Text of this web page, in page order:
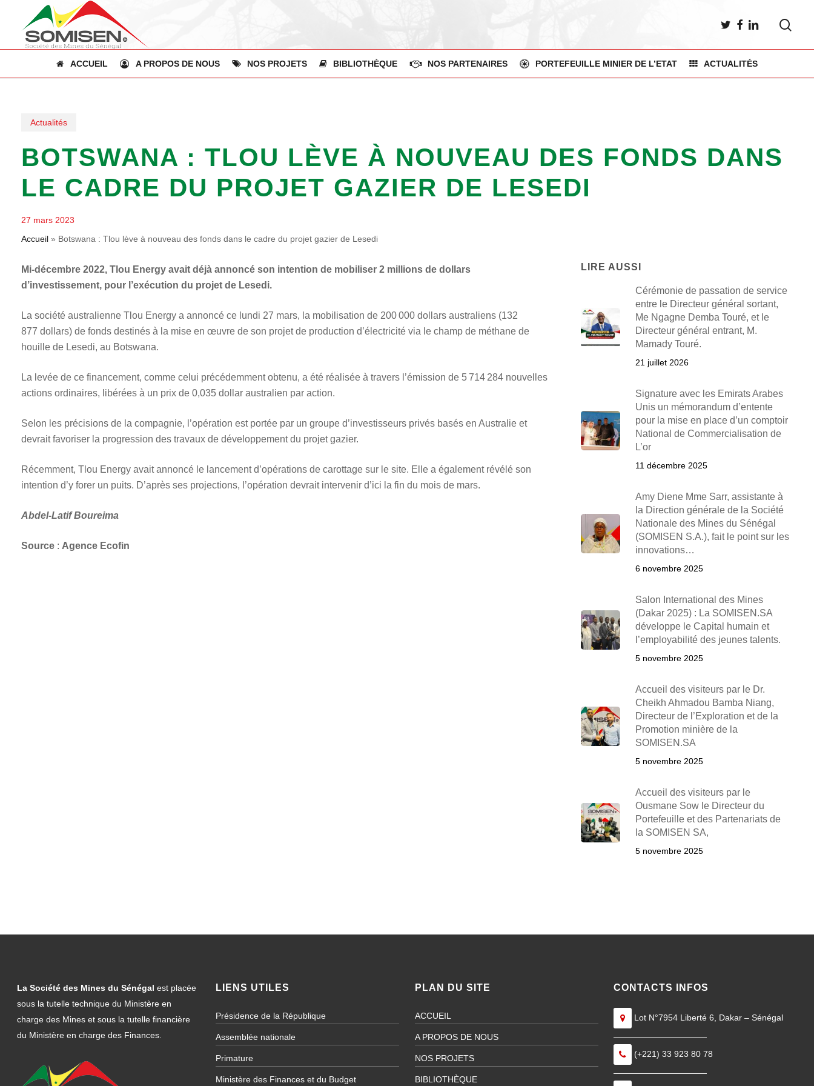
TWITTER
FACEBOOK
LINKEDIN
ACCUEIL A PROPOS DE NOUS NOS PROJETS BIBLIOTHÈQUE NOS PARTENAIRES PORTEFEUILLE MINIER DE L’ETAT ACTUALITÉS
Actualités
BOTSWANA : TLOU LÈVE À NOUVEAU DES FONDS DANS
LE CADRE DU PROJET GAZIER DE LESEDI
27 mars 2023
Accueil » Botswana : Tlou lève à nouveau des fonds dans le cadre du projet gazier de Lesedi
Mi-décembre 2022, Tlou Energy avait déjà annoncé son intention de mobiliser 2 millions de dollars
d’investissement, pour l’exécution du projet de Lesedi.
La société australienne Tlou Energy a annoncé ce lundi 27 mars, la mobilisation de 200 000 dollars australiens (132
877 dollars) de fonds destinés à la mise en œuvre de son projet de production d’électricité via le champ de méthane de
houille de Lesedi, au Botswana.
La levée de ce financement, comme celui précédemment obtenu, a été réalisée à travers l’émission de 5 714 284 nouvelles
actions ordinaires, libérées à un prix de 0,035 dollar australien par action.
Selon les précisions de la compagnie, l’opération est portée par un groupe d’investisseurs privés basés en Australie et
devrait favoriser la progression des travaux de développement du projet gazier.
Récemment, Tlou Energy avait annoncé le lancement d’opérations de carottage sur le site. Elle a également révélé son
intention d’y forer un puits. D’après ses projections, l’opération devrait intervenir d’ici la fin du mois de mars.
Abdel-Latif Boureima
Source : Agence Ecofin
LIRE AUSSI
Cérémonie de passation de service
entre le Directeur général sortant,
Me Ngagne Demba Touré, et le
Directeur général entrant, M.
Mamady Touré.
21 juillet 2026
Signature avec les Emirats Arabes
Unis un mémorandum d’entente
pour la mise en place d’un comptoir
National de Commercialisation de
L’or
11 décembre 2025
Amy Diene Mme Sarr, assistante à
la Direction générale de la Société
Nationale des Mines du Sénégal
(SOMISEN S.A.), fait le point sur les
innovations…
6 novembre 2025
Salon International des Mines
(Dakar 2025) : La SOMISEN.SA
développe le Capital humain et
l’employabilité des jeunes talents.
5 novembre 2025
Accueil des visiteurs par le Dr.
Cheikh Ahmadou Bamba Niang,
Directeur de l’Exploration et de la
Promotion minière de la
SOMISEN.SA
5 novembre 2025
Accueil des visiteurs par le
Ousmane Sow le Directeur du
Portefeuille et des Partenariats de
la SOMISEN SA,
5 novembre 2025
La Société des Mines du Sénégal est placée
sous la tutelle technique du Ministère en
charge des Mines et sous la tutelle financière
du Ministère en charge des Finances.
LIENS UTILES
Présidence de la République
Assemblée nationale
Primature
Ministère des Finances et du Budget
PLAN DU SITE
ACCUEIL
A PROPOS DE NOUS
NOS PROJETS
BIBLIOTHÈQUE
CONTACTS INFOS
Lot N°7954 Liberté 6, Dakar – Sénégal
———————————
(+221) 33 923 80 78
———————————